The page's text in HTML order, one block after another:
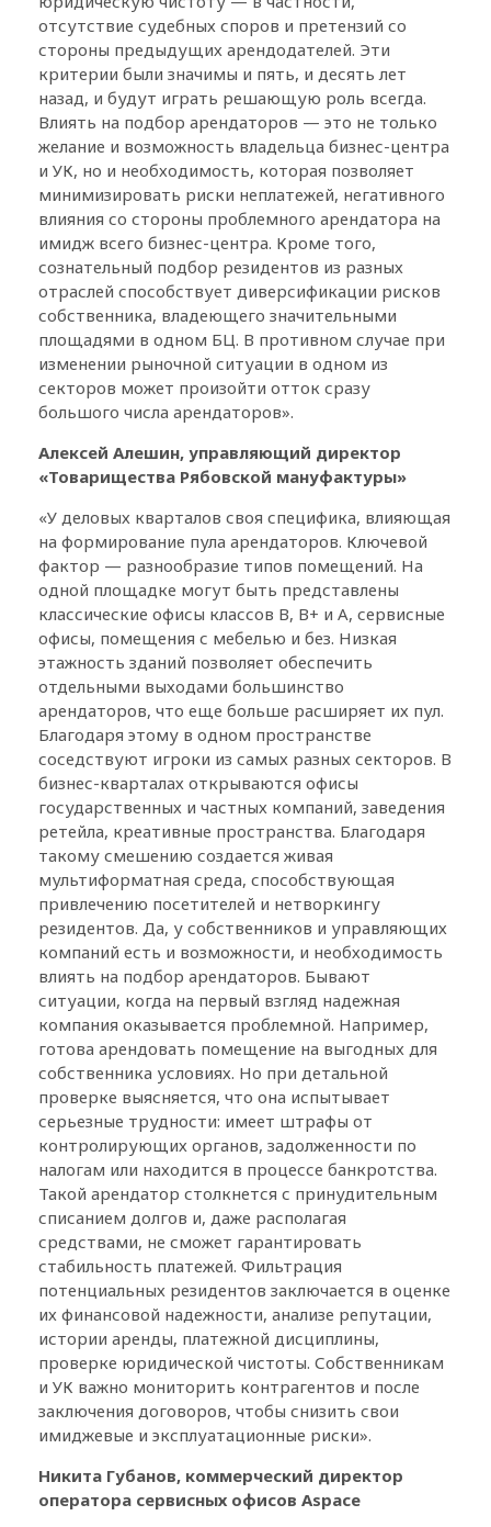
отсутствие судебных споров и претензий со
стороны предыдущих арендодателей. Эти
критерии были значимы и пять, и десять лет
назад, и будут играть решающую роль всегда.
Влиять на подбор арендаторов — это не только
желание и возможность владельца бизнес-центра
и УК, но и необходимость, которая позволяет
минимизировать риски неплатежей, негативного
влияния со стороны проблемного арендатора на
имидж всего бизнес-центра. Кроме того,
сознательный подбор резидентов из разных
отраслей способствует диверсификации рисков
собственника, владеющего значительными
площадями в одном БЦ. В противном случае при
изменении рыночной ситуации в одном из
секторов может произойти отток сразу
большого числа арендаторов».
Алексей Алешин, управляющий директор
«Товарищества Рябовской мануфактуры»
«У деловых кварталов своя специфика, влияющая
на формирование пула арендаторов. Ключевой
фактор — разнообразие типов помещений. На
одной площадке могут быть представлены
классические офисы классов В, В+ и А, сервисные
офисы, помещения с мебелью и без. Низкая
этажность зданий позволяет обеспечить
отдельными выходами большинство
арендаторов, что еще больше расширяет их пул.
Благодаря этому в одном пространстве
соседствуют игроки из самых разных секторов. В
бизнес-кварталах открываются офисы
государственных и частных компаний, заведения
ретейла, креативные пространства. Благодаря
такому смешению создается живая
мультиформатная среда, способствующая
привлечению посетителей и нетворкингу
резидентов. Да, у собственников и управляющих
компаний есть и возможности, и необходимость
влиять на подбор арендаторов. Бывают
ситуации, когда на первый взгляд надежная
компания оказывается проблемной. Например,
готова арендовать помещение на выгодных для
собственника условиях. Но при детальной
проверке выясняется, что она испытывает
серьезные трудности: имеет штрафы от
контролирующих органов, задолженности по
налогам или находится в процессе банкротства.
Такой арендатор столкнется с принудительным
списанием долгов и, даже располагая
средствами, не сможет гарантировать
стабильность платежей. Фильтрация
потенциальных резидентов заключается в оценке
их финансовой надежности, анализе репутации,
истории аренды, платежной дисциплины,
проверке юридической чистоты. Собственникам
и УК важно мониторить контрагентов и после
заключения договоров, чтобы снизить свои
имиджевые и эксплуатационные риски».
Никита Губанов, коммерческий директор
оператора сервисных офисов Aspace